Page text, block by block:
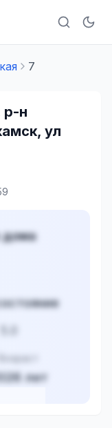
7
р-н
ул
дома
Возраст
лет